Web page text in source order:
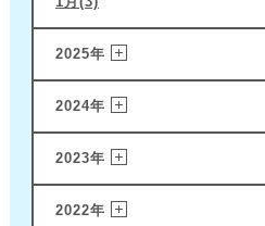
2025年
2024年
2023年
2022年